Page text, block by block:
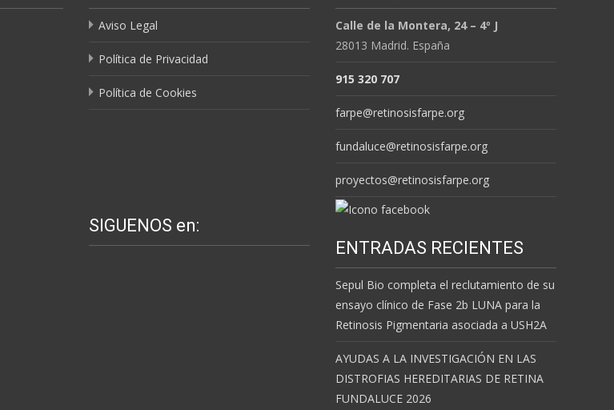
Aviso Legal
Política de Privacidad
Política de Cookies
Calle de la Montera, 24 – 4º J
28013 Madrid. España
915 320 707
farpe@retinosisfarpe.org
fundaluce@retinosisfarpe.org
proyectos@retinosisfarpe.org
SIGUENOS en:
ENTRADAS RECIENTES
Sepul Bio completa el reclutamiento de su
ensayo clínico de Fase 2b LUNA para la
Retinosis Pigmentaria asociada a USH2A
AYUDAS A LA INVESTIGACIÓN EN LAS
DISTROFIAS HEREDITARIAS DE RETINA
FUNDALUCE 2026